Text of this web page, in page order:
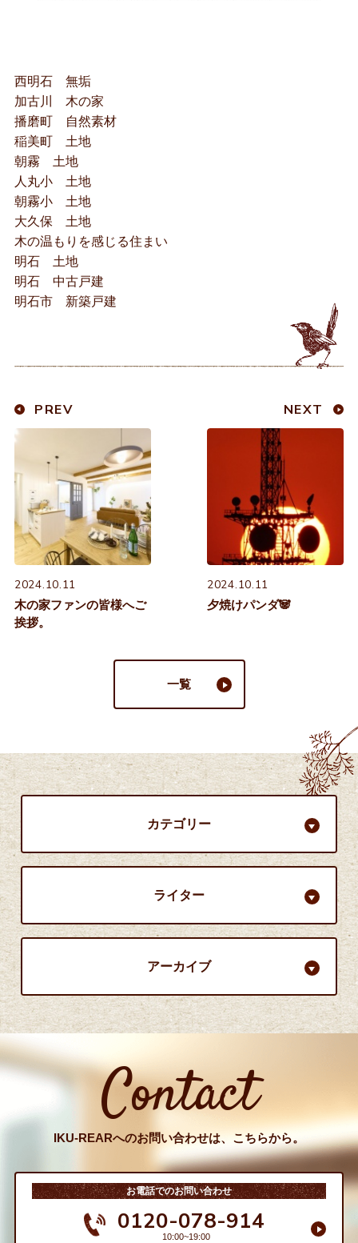
西明石 無垢
加古川 木の家
播磨町 自然素材
稲美町 土地
朝霧 土地
人丸小 土地
朝霧小 土地
大久保 土地
木の温もりを感じる住まい
明石 土地
明石 中古戸建
明石市 新築戸建
PREV
2024.10.11
木の家ファンの皆様へご
挨拶。
NEXT
2024.10.11
夕焼けパンダ🐼
一覧
カテゴリー
ライター
アーカイブ
Contact
IKU-REARへのお問い合わせは、こちらから。
お電話でのお問い合わせ
0120-078-914
10:00~19:00